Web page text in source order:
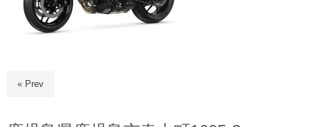
« Prev